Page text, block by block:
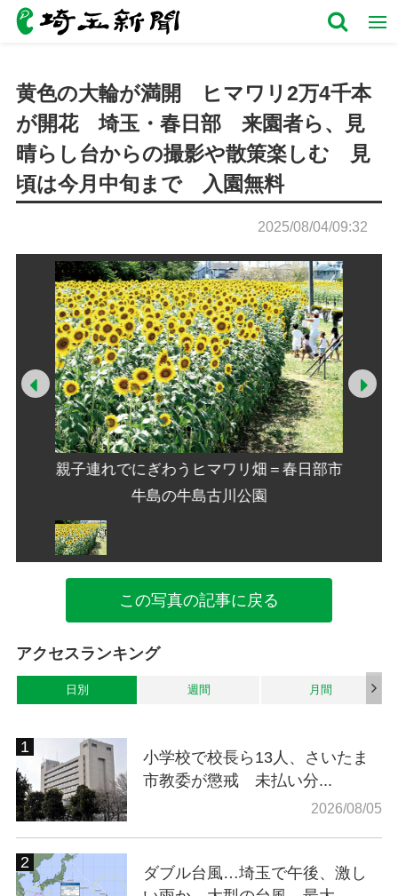
黄色の大輪が満開 ヒマワリ2万4千本
が開花 埼玉・春日部 来園者ら、見
晴らし台からの撮影や散策楽しむ 見
頃は今月中旬まで 入園無料
2025/08/04/09:32
親子連れでにぎわうヒマワリ畑＝春日部市
牛島の牛島古川公園
Prev
この写真の記事に戻る
アクセスランキング
日別 週間 月間
小学校で校長ら13人、さいたま
市教委が懲戒 未払い分...
2026/08/05
ダブル台風…埼玉で午後、激し